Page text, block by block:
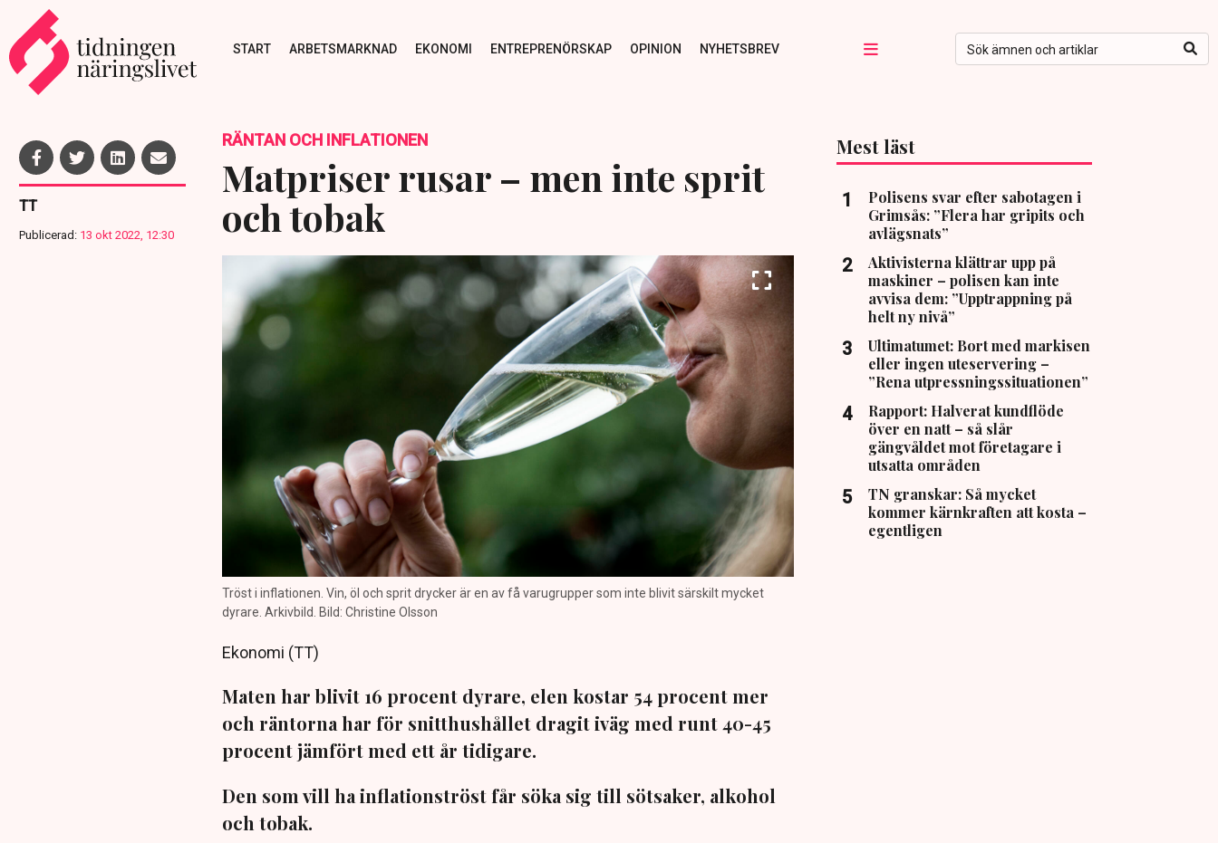
START ARBETSMARKNAD EKONOMI ENTREPRENÖRSKAP OPINION NYHETSBREV
TT
Publicerad: 13 okt 2022, 12:30
RÄNTAN OCH INFLATIONEN
Matpriser rusar – men inte sprit
och tobak
Tröst i inflationen. Vin, öl och sprit drycker är en av få varugrupper som inte blivit särskilt mycket
dyrare. Arkivbild. Bild: Christine Olsson
Ekonomi (TT)
Maten har blivit 16 procent dyrare, elen kostar 54 procent mer
och räntorna har för snitthushållet dragit iväg med runt 40-45
procent jämfört med ett år tidigare.
Den som vill ha inflationströst får söka sig till sötsaker, alkohol
och tobak.
Mest läst
Polisens svar efter sabotagen i
Grimsås: ”Flera har gripits och
avlägsnats”
Aktivisterna klättrar upp på
maskiner – polisen kan inte
avvisa dem: ”Upptrappning på
helt ny nivå”
Ultimatumet: Bort med markisen
eller ingen uteservering –
”Rena utpressningssituationen”
Rapport: Halverat kundflöde
över en natt – så slår
gängvåldet mot företagare i
utsatta områden
TN granskar: Så mycket
kommer kärnkraften att kosta –
egentligen